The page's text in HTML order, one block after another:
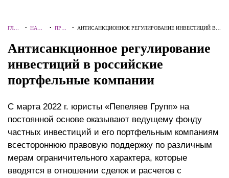
ГЛАВ • НАШ •ПРОЕ • АНТИСАНКЦИОННОЕ РЕГУЛИРОВАНИЕ ИНВЕСТИЦИЙ В
Антисанкционное регулирование
инвестиций в российские
портфельные компании
С марта 2022 г. юристы «Пепеляев Групп» на
постоянной основе оказывают ведущему фонду
частных инвестиций и его портфельным компаниям
всестороннюю правовую поддержку по различным
мерам ограничительного характера, которые
вводятся в отношении сделок и расчетов с